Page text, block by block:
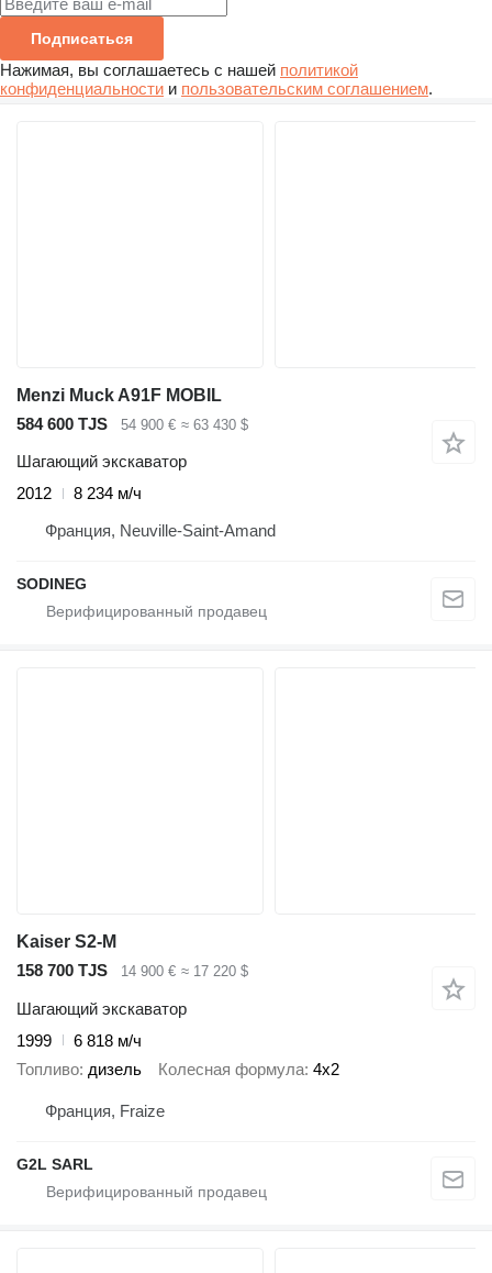
Подписаться
Нажимая, вы соглашаетесь с нашей политикой
конфиденциальности и пользовательским соглашением.
Menzi Muck A91F MOBIL
584 600 TJS
54 900 € ≈ 63 430 $
Шагающий экскаватор
2012
8 234 м/ч
Франция, Neuville-Saint-Amand
SODINEG
Kaiser S2-M
158 700 TJS
14 900 € ≈ 17 220 $
Шагающий экскаватор
1999
6 818 м/ч
Топливо дизель Колесная формула 4x2
Франция, Fraize
G2L SARL